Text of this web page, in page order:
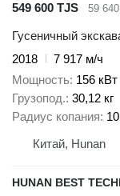
549 600 TJS
59
Гусеничный
2018
7 917 м/ч
Мощность 156
Грузопод. 30,12 кг
Радиус копания
Китай, Hunan
HUNAN BEST